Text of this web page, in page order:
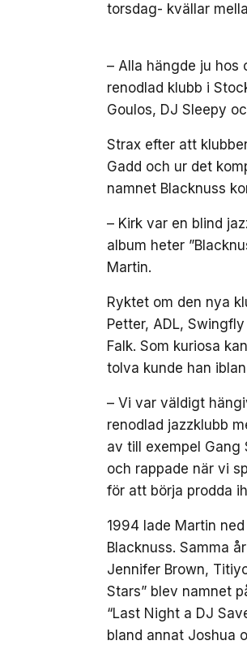
torsdag- kvällar
– Alla hängde ju hos
renodlad klubb i
Goulos, DJ Sleepy
Strax efter att
Gadd och ur det
namnet Blacknuss
– Kirk var en blind
album heter
Martin.
Ryktet om den nya
Petter, ADL,
Falk. Som kuriosa
tolva kunde han
– Vi var väldigt
renodlad jazzklubb
av till exempel Gang
och rappade när vi
för att börja prodda
1994 lade Martin
Blacknuss. Samma
Jennifer Brown,
Stars” blev namnet
“Last Night a DJ
bland annat Joshua